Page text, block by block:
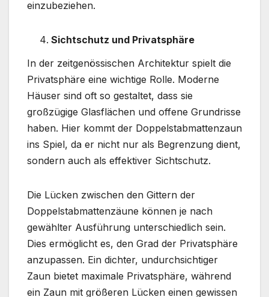
einzubeziehen.
Sichtschutz und Privatsphäre
In der zeitgenössischen Architektur spielt die
Privatsphäre eine wichtige Rolle. Moderne
Häuser sind oft so gestaltet, dass sie
großzügige Glasflächen und offene Grundrisse
haben. Hier kommt der Doppelstabmattenzaun
ins Spiel, da er nicht nur als Begrenzung dient,
sondern auch als effektiver Sichtschutz.
Die Lücken zwischen den Gittern der
Doppelstabmattenzäune können je nach
gewählter Ausführung unterschiedlich sein.
Dies ermöglicht es, den Grad der Privatsphäre
anzupassen. Ein dichter, undurchsichtiger
Zaun bietet maximale Privatsphäre, während
ein Zaun mit größeren Lücken einen gewissen